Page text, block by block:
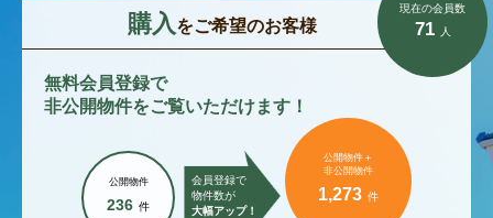
購入 をご希望のお客様
無料会員登録で
非公開物件をご覧いただけます！
会員登録で
物件数が
大幅アップ！
公開物件
236 件
公開物件＋
非公開物件
1,273 件
現在の会員数
71 人